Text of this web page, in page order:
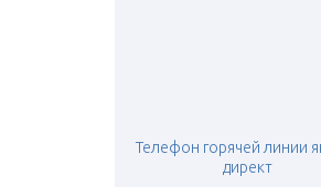
Телефон горячей линии
директ